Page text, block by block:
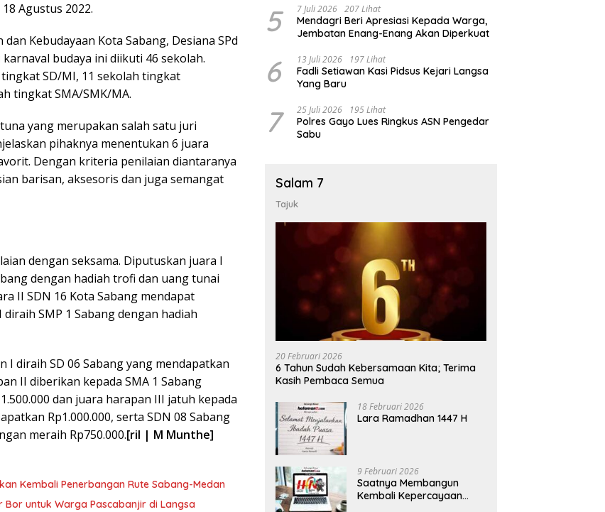
Agustus 2022.
Kebudayaan Kota Sabang, Desiana SPd
budaya ini diikuti 46 sekolah.
SD/MI, 11 sekolah tingkat
tingkat SMA/SMK/MA.
yang merupakan salah satu juri
pihaknya menentukan 6 juara
Dengan kriteria penilaian diantaranya
barisan, aksesoris dan juga semangat
dengan seksama. Diputuskan juara I
dengan hadiah trofi dan uang tunai
II SDN 16 Kota Sabang mendapat
diraih SMP 1 Sabang dengan hadiah
I diraih SD 06 Sabang yang mendapatkan
II diberikan kepada SMA 1 Sabang
dan juara harapan III jatuh kepada
Rp1.000.000, serta SDN 08 Sabang
meraih Rp750.000.[ril | M Munthe]
Kembali Penerbangan Rute Sabang-Medan
Bor untuk Warga Pascabanjir di Langsa
5 7 Juli 2026 207 Lihat
Mendagri Beri Apresiasi Kepada Warga,
Jembatan Enang-Enang Akan Diperkuat
6 13 Juli 2026 197 Lihat
Fadli Setiawan Kasi Pidsus Kejari Langsa
Yang Baru
7 25 Juli 2026 195 Lihat
Polres Gayo Lues Ringkus ASN Pengedar
Sabu
Salam 7
Tajuk
20 Februari 2026
6 Tahun Sudah Kebersamaan Kita; Terima
Kasih Pembaca Semua
18 Februari 2026
Lara Ramadhan 1447 H
9 Februari 2026
Saatnya Membangun
Kembali Kepercayaan